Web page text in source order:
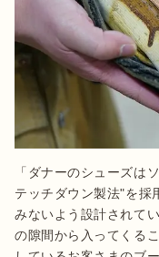
「ダナーのシューズは
テッチダウン製法"を採
みないよう設計されて
の隙間から入ってくる